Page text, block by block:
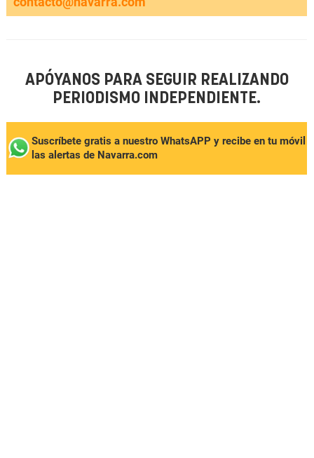
APÓYANOS PARA SEGUIR REALIZANDO
PERIODISMO INDEPENDIENTE.
Suscríbete gratis a nuestro WhatsAPP y recibe en tu móvil
las alertas de Navarra.com